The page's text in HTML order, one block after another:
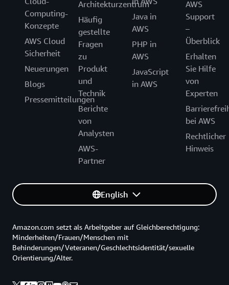
Computing-
Konzepte
AWS Cloud
Sicherheit
Neuerungen
Blogs
Pressemitteilungen
Architekturzentrum
Häufig
gestellte
Fragen
zu
Produkt
und
Technik
Berichte
von
Analysten
AWS-
Partner
Java in
AWS
PHP in
AWS
JavaScript
in AWS
AWS
Support
–
Überblick
Erhalten
Sie Hilfe
von
Experten
bei AWS
Rechtlicher
Hinweis
English
Amazon.com setzt als Arbeitgeber auf Gleichberechtigung:
Minderheiten/Frauen/Menschen mit
Behinderungen/Veteranen/Geschlechtsidentität/sexuelle
Orientierung/Alter.